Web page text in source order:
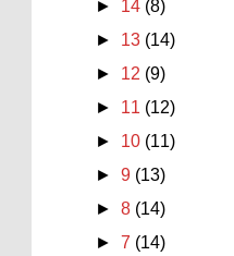
► 14 (8)
► 13 (14)
► 12 (9)
► 11 (12)
► 10 (11)
►9 (13)
►8 (14)
►7 (14)